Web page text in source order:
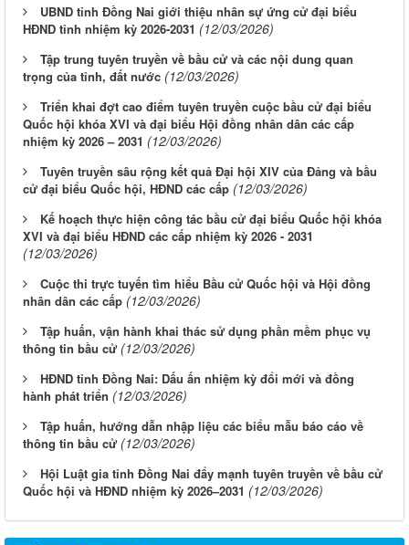
UBND tỉnh Đồng Nai giới thiệu nhân sự ứng cử đại biểu
HĐND tỉnh nhiệm kỳ 2026-2031 (12/03/2026)
Tập trung tuyên truyền về bầu cử và các nội dung quan
trọng của tỉnh, đất nước (12/03/2026)
Triển khai đợt cao điểm tuyên truyền cuộc bầu cử đại biểu
Quốc hội khóa XVI và đại biểu Hội đồng nhân dân các cấp
nhiệm kỳ 2026 – 2031 (12/03/2026)
Tuyên truyền sâu rộng kết quả Đại hội XIV của Đảng và bầu
cử đại biểu Quốc hội, HĐND các cấp (12/03/2026)
Kế hoạch thực hiện công tác bầu cử đại biểu Quốc hội khóa
XVI và đại biểu HĐND các cấp nhiệm kỳ 2026 - 2031
(12/03/2026)
Cuộc thi trực tuyến tìm hiểu Bầu cử Quốc hội và Hội đồng
nhân dân các cấp (12/03/2026)
Tập huấn, vận hành khai thác sử dụng phần mềm phục vụ
thông tin bầu cử (12/03/2026)
HĐND tỉnh Đồng Nai: Dấu ấn nhiệm kỳ đổi mới và đồng
hành phát triển (12/03/2026)
Tập huấn, hướng dẫn nhập liệu các biểu mẫu báo cáo về
thông tin bầu cử (12/03/2026)
Hội Luật gia tỉnh Đồng Nai đẩy mạnh tuyên truyền về bầu cử
Quốc hội và HĐND nhiệm kỳ 2026–2031 (12/03/2026)